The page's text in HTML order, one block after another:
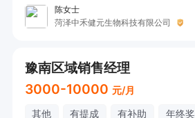
陈女士
菏泽中禾健元生物科技有限公司
豫南区域销售经理
3000-10000 元/月
其他 有提成 有补助 年终奖